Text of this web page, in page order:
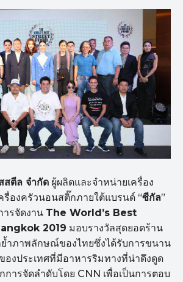
สตีล จำกัด ผู้ผลิตและจำหน่ายเครื่อง
รื่องครัวนอนสติ๊กภายใต้แบรนด์ “ซีกัล”
ารจัดงาน The World’s Best
2019 มอบรางวัลสุดยอดร้าน
ำภาพลักษณ์ของไทยซึ่งได้รับการขนาน
องประเทศที่มีอาหารริมทางที่น่าดึงดูด
ารจัดลำดับโดย CNN เพื่อเป็นการตอบ